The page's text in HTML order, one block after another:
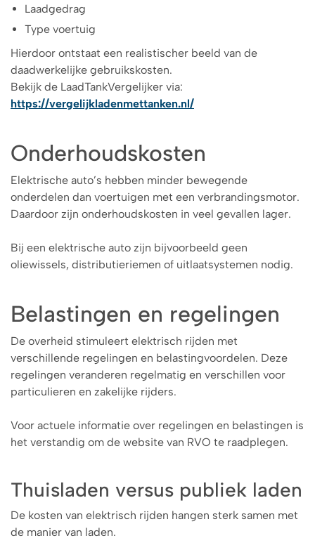
Laadgedrag
Type voertuig
Hierdoor ontstaat een realistischer beeld van de
daadwerkelijke gebruikskosten.
Bekijk de LaadTankVergelijker via:
https://vergelijkladenmettanken.nl/
Onderhoudskosten
Elektrische auto’s hebben minder bewegende
onderdelen dan voertuigen met een verbrandingsmotor.
Daardoor zijn onderhoudskosten in veel gevallen lager.
Bij een elektrische auto zijn bijvoorbeeld geen
oliewissels, distributieriemen of uitlaatsystemen nodig.
Belastingen en regelingen
De overheid stimuleert elektrisch rijden met
verschillende regelingen en belastingvoordelen. Deze
regelingen veranderen regelmatig en verschillen voor
particulieren en zakelijke rijders.
Voor actuele informatie over regelingen en belastingen is
het verstandig om de website van RVO te raadplegen.
Thuisladen versus publiek laden
De kosten van elektrisch rijden hangen sterk samen met
de manier van laden.